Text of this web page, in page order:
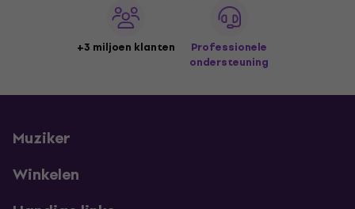
+3 miljoen klanten
Professionele
ondersteuning
Muziker
Winkelen